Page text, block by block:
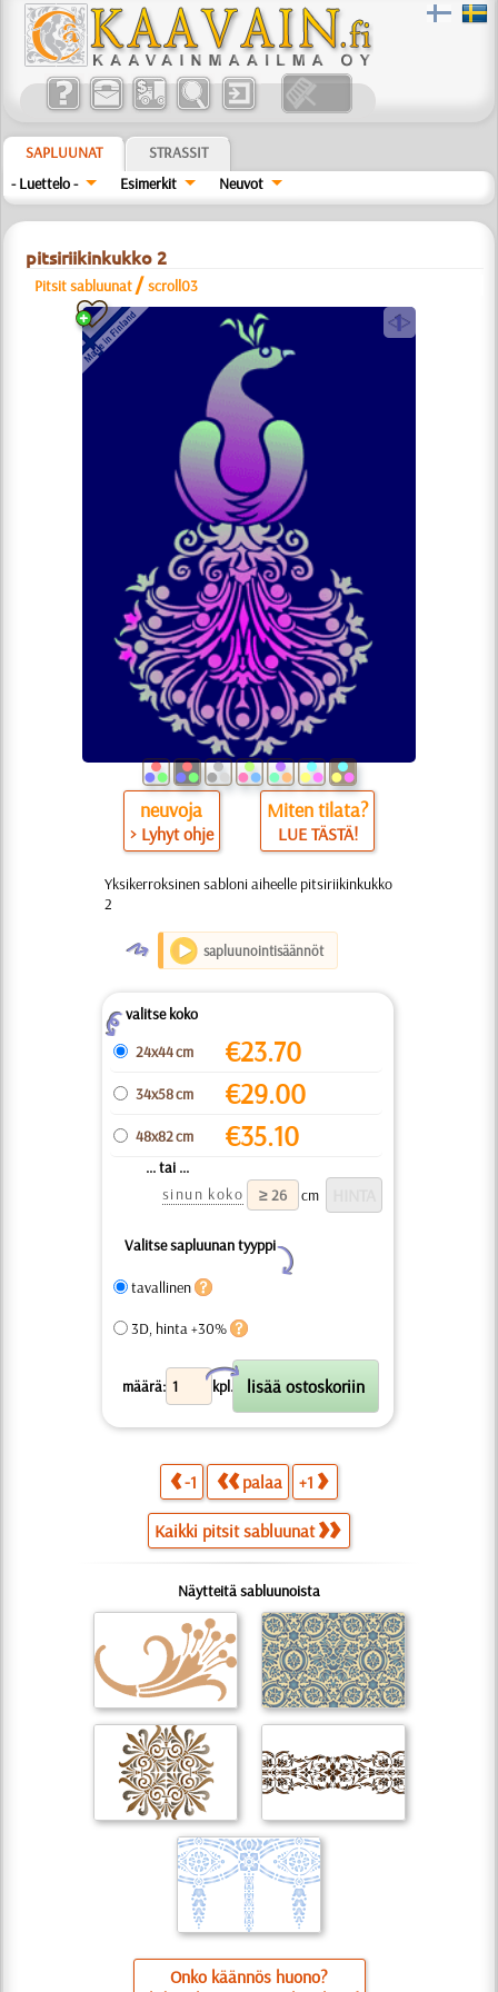
SAPLUUNAT
STRASSIT
- Luettelo -
Esimerkit Neuvot
pitsiriikinkukko 2
Pitsit sabluunat /scroll03
a
neuvoja
> Lyhyt ohje
Miten tilata?
LUE TÄSTÄ!
Yksikerroksinen sabloni aiheelle pitsiriikinkukko
2
O sapluunointisäännöt
Zvalitse koko
24x44 cm
€23.70
34x58 cm €29.00
48x82 cm €35.10
... tai ...
sinun koko
cm
Valitse sapluunan tyyppi
Y
tavallinen
3D, hinta +30%
määrä: kpl.
X
-1 palaa +1
Kaikki pitsit sabluunat
Näytteitä sabluunoista
Onko käännös huono?